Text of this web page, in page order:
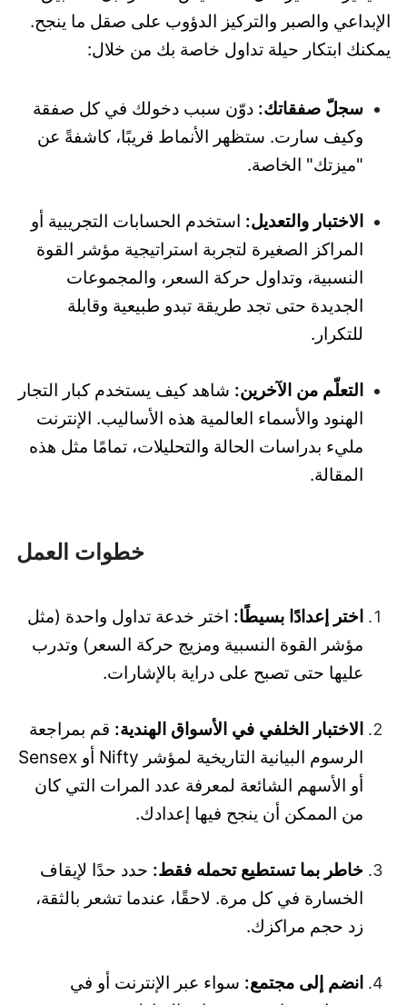
الإبداعي والصبر والتركيز الدؤوب على صقل ما ينجح.
يمكنك ابتكار حيلة تداول خاصة بك من خلال:
سجلّ صفقاتك: دوّن سبب دخولك في كل صفقة
وكيف سارت. ستظهر الأنماط قريبًا، كاشفةً عن
"ميزتك" الخاصة.
الاختبار والتعديل: استخدم الحسابات التجريبية أو
المراكز الصغيرة لتجربة استراتيجية مؤشر القوة
النسبية، وتداول حركة السعر، والمجموعات
الجديدة حتى تجد طريقة تبدو طبيعية وقابلة
للتكرار.
التعلّم من الآخرين: شاهد كيف يستخدم كبار التجار
الهنود والأسماء العالمية هذه الأساليب. الإنترنت
مليء بدراسات الحالة والتحليلات، تمامًا مثل هذه
المقالة.
خطوات العمل
اختر إعدادًا بسيطًا: اختر خدعة تداول واحدة (مثل
مؤشر القوة النسبية ومزيج حركة السعر) وتدرب
عليها حتى تصبح على دراية بالإشارات.
الاختبار الخلفي في الأسواق الهندية: قم بمراجعة
الرسوم البيانية التاريخية لمؤشر Nifty أو Sensex
أو الأسهم الشائعة لمعرفة عدد المرات التي كان
من الممكن أن ينجح فيها إعدادك.
خاطر بما تستطيع تحمله فقط: حدد حدًا لإيقاف
الخسارة في كل مرة. لاحقًا، عندما تشعر بالثقة،
زد حجم مراكزك.
انضم إلى مجتمع: سواء عبر الإنترنت أو في